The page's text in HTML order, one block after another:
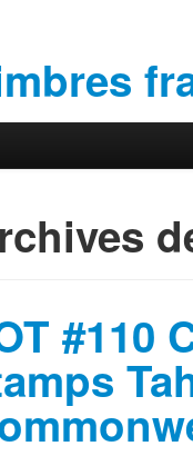
principal
#110